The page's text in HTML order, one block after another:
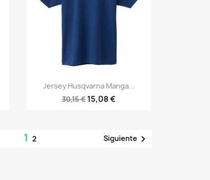
Vista rápida
Jersey Husqvarna Manga...
30,15 €15,08 €
12 Siguiente 